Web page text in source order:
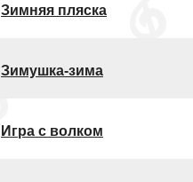
Зимняя пляска
Зимушка-зима
Игра с волком